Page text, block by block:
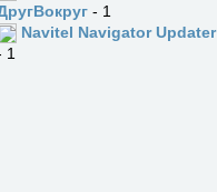
- 1
Navitel Navigator Updater
1